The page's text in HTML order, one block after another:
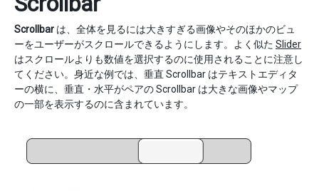
Scrollbar は、全体を見るには大きすぎる画像やそのほかのビュ
ーをユーザーがスクロールできるようにします。よく似た Slider
はスクロールよりも数値を選択するのに使用されることに注意し
てください。身近な例では、垂直 Scrollbar はテキストエディタ
ーの横に、垂直・水平がペアの Scrollbar は大きな画像やマップ
の一部を表示するのに含まれています。